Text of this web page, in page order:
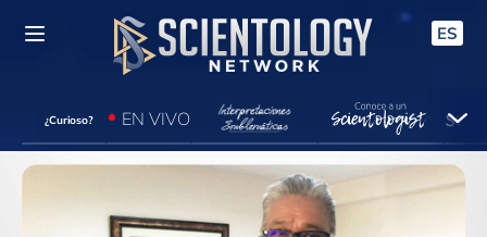
ES
¿Curioso? EN VIVO